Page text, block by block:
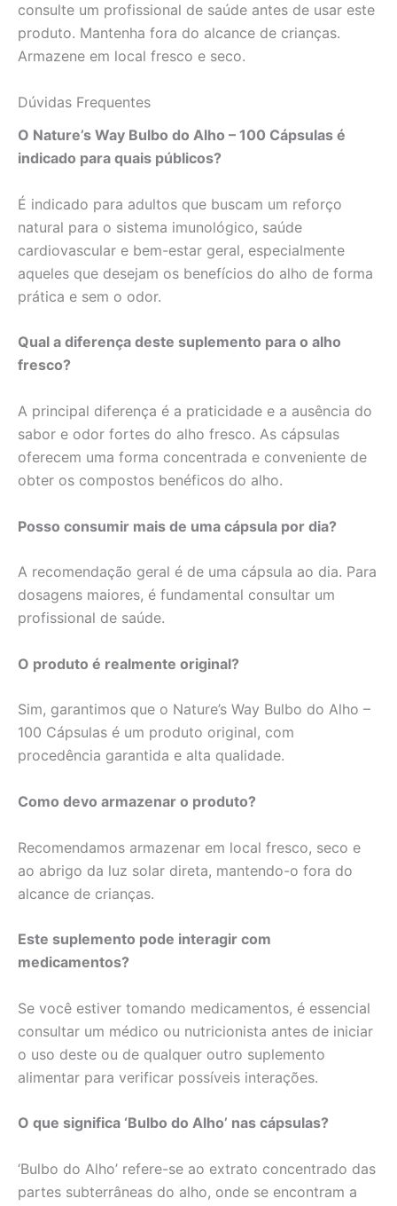
consulte um profissional de saúde antes de usar este
produto. Mantenha fora do alcance de crianças.
Armazene em local fresco e seco.
Dúvidas Frequentes
O Nature’s Way Bulbo do Alho – 100 Cápsulas é
indicado para quais públicos?
É indicado para adultos que buscam um reforço
natural para o sistema imunológico, saúde
cardiovascular e bem-estar geral, especialmente
aqueles que desejam os benefícios do alho de forma
prática e sem o odor.
Qual a diferença deste suplemento para o alho
fresco?
A principal diferença é a praticidade e a ausência do
sabor e odor fortes do alho fresco. As cápsulas
oferecem uma forma concentrada e conveniente de
obter os compostos benéficos do alho.
Posso consumir mais de uma cápsula por dia?
A recomendação geral é de uma cápsula ao dia. Para
dosagens maiores, é fundamental consultar um
profissional de saúde.
O produto é realmente original?
Sim, garantimos que o Nature’s Way Bulbo do Alho –
100 Cápsulas é um produto original, com
procedência garantida e alta qualidade.
Como devo armazenar o produto?
Recomendamos armazenar em local fresco, seco e
ao abrigo da luz solar direta, mantendo-o fora do
alcance de crianças.
Este suplemento pode interagir com
medicamentos?
Se você estiver tomando medicamentos, é essencial
consultar um médico ou nutricionista antes de iniciar
o uso deste ou de qualquer outro suplemento
alimentar para verificar possíveis interações.
O que significa ‘Bulbo do Alho’ nas cápsulas?
‘Bulbo do Alho’ refere-se ao extrato concentrado das
partes subterrâneas do alho, onde se encontram a